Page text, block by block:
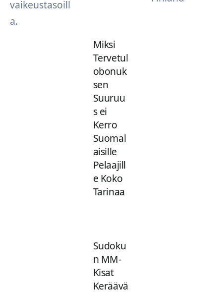
vaikeustasoill
a.
Miksi
Tervetul
obonuk
sen
Suuruu
s ei
Kerro
Suomal
aisille
Pelaajill
e Koko
Tarinaa
Sudoku
n MM-
Kisat
Keräävä